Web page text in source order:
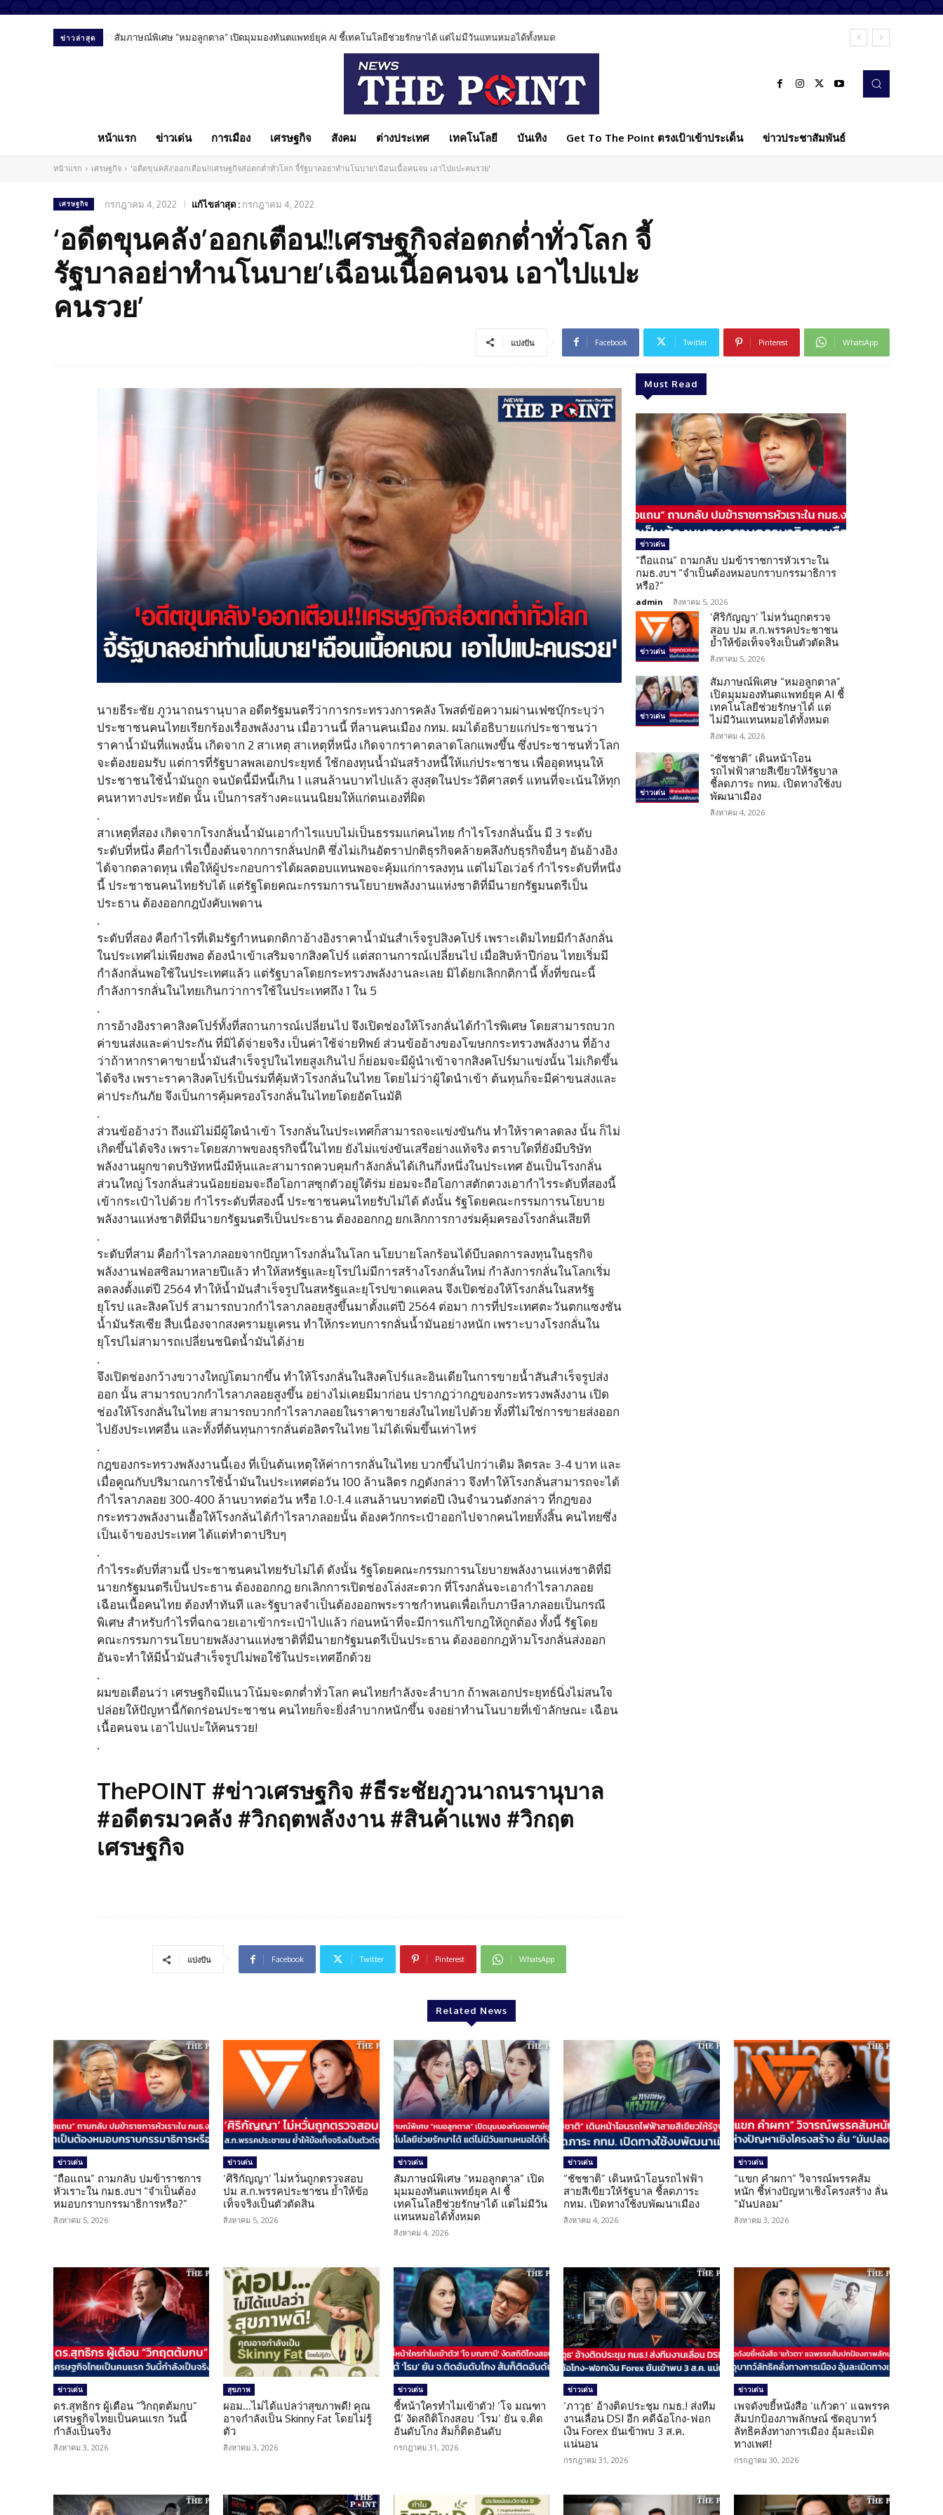
ข่าวล่าสุด สัมภาษณ์พิเศษ “หมอลูกตาล” เปิดมุมมองทันตแพทย์ยุค AI ชี้เทคโนโลยีช่วยรักษาได้ แต่ไม่มีวันแทนหมอได้ทั้งหมด
หน้าแรก ข่าวเด่น การเมือง เศรษฐกิจ สังคม ต่างประเทศ เทคโนโลยี บันเทิง Get To The Point ตรงเป้าเข้าประเด็น ข่าวประชาสัมพันธ์
หน้าแรก เศรษฐกิจ 'อดีตขุนคลัง'ออกเตือน!!เศรษฐกิจส่อตกต่ำทั่วโลก จี้รัฐบาลอย่าทำนโนบาย'เฉือนเนื้อคนจน เอาไปแปะคนรวย'
เศรษฐกิจ กรกฎาคม 4, 2022 แก้ไขล่าสุด : กรกฎาคม 4, 2022
‘อดีตขุนคลัง’ออกเตือน!!เศรษฐกิจส่อตกต่ำทั่วโลก จี้
รัฐบาลอย่าทำนโนบาย’เฉือนเนื้อคนจน เอาไปแปะ
คนรวย’
แบ่งปัน Facebook Twitter Pinterest WhatsApp
นายธีระชัย ภูวนาถนรานุบาล อดีตรัฐมนตรีว่าการกระทรวงการคลัง โพสต์ข้อความผ่านเฟซบุ๊กระบุว่า
ประชาชนคนไทยเรียกร้องเรื่องพลังงาน เมื่อวานนี้ ที่ลานคนเมือง กทม. ผมได้อธิบายแก่ประชาชนว่า
ราคาน้ำมันที่แพงนั้น เกิดจาก 2 สาเหตุ สาเหตุที่หนึ่ง เกิดจากราคาตลาดโลกแพงขึ้น ซึ่งประชาชนทั่วโลก
จะต้องยอมรับ แต่การที่รัฐบาลพลเอกประยุทธ์ ใช้กองทุนน้ำมันสร้างหนี้ให้แก่ประชาชน เพื่ออุดหนุนให้
ประชาชนใช้น้ำมันถูก จนบัดนี้มีหนี้เกิน 1 แสนล้านบาทไปแล้ว สูงสุดในประวัติศาสตร์ แทนที่จะเน้นให้ทุก
คนหาทางประหยัด นั้น เป็นการสร้างคะแนนนิยมให้แก่ตนเองที่ผิด
.
สาเหตุที่สอง เกิดจากโรงกลั่นน้ำมันเอากำไรแบบไม่เป็นธรรมแก่คนไทย กำไรโรงกลั่นนั้น มี 3 ระดับ
ระดับที่หนึ่ง คือกำไรเบื้องต้นจากการกลั่นปกติ ซึ่งไม่เกินอัตราปกติธุรกิจคล้ายคลึงกับธุรกิจอื่นๆ อันอ้างอิง
ได้จากตลาดทุน เพื่อให้ผู้ประกอบการได้ผลตอบแทนพอจะคุ้มแก่การลงทุน แต่ไม่โอเว่อร์ กำไรระดับที่หนึ่ง
นี้ ประชาชนคนไทยรับได้ แต่รัฐโดยคณะกรรมการนโยบายพลังงานแห่งชาติที่มีนายกรัฐมนตรีเป็น
ประธาน ต้องออกกฎบังคับเพดาน
.
ระดับที่สอง คือกำไรที่เดิมรัฐกำหนดกติกาอ้างอิงราคาน้ำมันสำเร็จรูปสิงคโปร์ เพราะเดิมไทยมีกำลังกลั่น
ในประเทศไม่เพียงพอ ต้องนำเข้าเสริมจากสิงคโปร์ แต่สถานการณ์เปลี่ยนไป เมื่อสิบห้าปีก่อน ไทยเริ่มมี
กำลังกลั่นพอใช้ในประเทศแล้ว แต่รัฐบาลโดยกระทรวงพลังงานละเลย มิได้ยกเลิกกติกานี้ ทั้งที่ขณะนี้
กำลังการกลั่นในไทยเกินกว่าการใช้ในประเทศถึง 1 ใน 5
.
การอ้างอิงราคาสิงคโปร์ทั้งที่สถานการณ์เปลี่ยนไป จึงเปิดช่องให้โรงกลั่นได้กำไรพิเศษ โดยสามารถบวก
ค่าขนส่งและค่าประกัน ที่มิได้จ่ายจริง เป็นค่าใช้จ่ายทิพย์ ส่วนข้ออ้างของโฆษกกระทรวงพลังงาน ที่อ้าง
ว่าถ้าหากราคาขายน้ำมันสำเร็จรูปในไทยสูงเกินไป ก็ย่อมจะมีผู้นำเข้าจากสิงคโปร์มาแข่งนั้น ไม่เกิดขึ้น
ได้จริง เพราะราคาสิงคโปร์เป็นร่มที่คุ้มหัวโรงกลั่นในไทย โดยไม่ว่าผู้ใดนำเข้า ต้นทุนก็จะมีค่าขนส่งและ
ค่าประกันภัย จึงเป็นการคุ้มครองโรงกลั่นในไทยโดยอัตโนมัติ
.
ส่วนข้ออ้างว่า ถึงแม้ไม่มีผู้ใดนำเข้า โรงกลั่นในประเทศก็สามารถจะแข่งขันกัน ทำให้ราคาลดลง นั้น ก็ไม่
เกิดขึ้นได้จริง เพราะโดยสภาพของธุรกิจนี้ในไทย ยังไม่แข่งขันเสรีอย่างแท้จริง ตราบใดที่ยังมีบริษัท
พลังงานผูกขาดบริษัทหนึ่งมีหุ้นและสามารถควบคุมกำลังกลั่นได้เกินกึ่งหนึ่งในประเทศ อันเป็นโรงกลั่น
ส่วนใหญ่ โรงกลั่นส่วนน้อยย่อมจะถือโอกาสซุกตัวอยู่ใต้ร่ม ย่อมจะถือโอกาสตักตวงเอากำไรระดับที่สองนี้
เข้ากระเป๋าไปด้วย กำไรระดับที่สองนี้ ประชาชนคนไทยรับไม่ได้ ดังนั้น รัฐโดยคณะกรรมการนโยบาย
พลังงานแห่งชาติที่มีนายกรัฐมนตรีเป็นประธาน ต้องออกกฎ ยกเลิกการกางร่มคุ้มครองโรงกลั่นเสียที
.
ระดับที่สาม คือกำไรลาภลอยจากปัญหาโรงกลั่นในโลก นโยบายโลกร้อนได้บีบลดการลงทุนในธุรกิจ
พลังงานฟอสซิลมาหลายปีแล้ว ทำให้สหรัฐและยุโรปไม่มีการสร้างโรงกลั่นใหม่ กำลังการกลั่นในโลกเริ่ม
ลดลงตั้งแต่ปี 2564 ทำให้น้ำมันสำเร็จรูปในสหรัฐและยุโรปขาดแคลน จึงเปิดช่องให้โรงกลั่นในสหรัฐ
ยุโรป และสิงคโปร์ สามารถบวกกำไรลาภลอยสูงขึ้นมาตั้งแต่ปี 2564 ต่อมา การที่ประเทศตะวันตกแซงชัน
น้ำมันรัสเซีย สืบเนื่องจากสงครามยูเครน ทำให้กระทบการกลั่นน้ำมันอย่างหนัก เพราะบางโรงกลั่นใน
ยุโรปไม่สามารถเปลี่ยนชนิดน้ำมันได้ง่าย
.
จึงเปิดช่องกว้างขวางใหญ่โตมากขึ้น ทำให้โรงกลั่นในสิงคโปร์และอินเดียในการขายน้ำสันสำเร็จรูปส่ง
ออก นั้น สามารถบวกกำไรลาภลอยสูงขึ้น อย่างไม่เคยมีมาก่อน ปรากฏว่ากฎของกระทรวงพลังงาน เปิด
ช่องให้โรงกลั่นในไทย สามารถบวกกำไรลาภลอยในราคาขายส่งในไทยไปด้วย ทั้งที่ไม่ใช่การขายส่งออก
ไปยังประเทศอื่น และทั้งที่ต้นทุนการกลั่นต่อลิตรในไทย ไม่ได้เพิ่มขึ้นเท่าไหร่
.
กฎของกระทรวงพลังงานนี้เอง ที่เป็นต้นเหตุให้ค่าการกลั่นในไทย บวกขึ้นไปกว่าเดิม ลิตรละ 3-4 บาท และ
เมื่อคูณกับปริมาณการใช้น้ำมันในประเทศต่อวัน 100 ล้านลิตร กฎดังกล่าว จึงทำให้โรงกลั่นสามารถจะได้
กำไรลาภลอย 300-400 ล้านบาทต่อวัน หรือ 1.0-1.4 แสนล้านบาทต่อปี เงินจำนวนดังกล่าว ที่กฎของ
กระทรวงพลังงานเอื้อให้โรงกลั่นได้กำไรลาภลอยนั้น ต้องควักกระเป๋าออกไปจากคนไทยทั้งสิ้น คนไทยซึ่ง
เป็นเจ้าของประเทศ ได้แต่ทำตาปริบๆ
.
กำไรระดับที่สามนี้ ประชาชนคนไทยรับไม่ได้ ดังนั้น รัฐโดยคณะกรรมการนโยบายพลังงานแห่งชาติที่มี
นายกรัฐมนตรีเป็นประธาน ต้องออกกฎ ยกเลิกการเปิดช่องโล่งสะดวก ที่โรงกลั่นจะเอากำไรลาภลอย
เฉือนเนื้อคนไทย ต้องทำทันที และรัฐบาลจำเป็นต้องออกพระราชกำหนดเพื่อเก็บภาษีลาภลอยเป็นกรณี
พิเศษ สำหรับกำไรที่ฉกฉวยเอาเข้ากระเป๋าไปแล้ว ก่อนหน้าที่จะมีการแก้ไขกฎให้ถูกต้อง ทั้งนี้ รัฐโดย
คณะกรรมการนโยบายพลังงานแห่งชาติที่มีนายกรัฐมนตรีเป็นประธาน ต้องออกกฎห้ามโรงกลั่นส่งออก
อันจะทำให้มีน้ำมันสำเร็จรูปไม่พอใช้ในประเทศอีกด้วย
.
ผมขอเตือนว่า เศรษฐกิจมีแนวโน้มจะตกต่ำทั่วโลก คนไทยกำลังจะลำบาก ถ้าพลเอกประยุทธ์นิ่งไม่สนใจ
ปล่อยให้ปัญหานี้กัดกร่อนประชาชน คนไทยก็จะยิ่งลำบากหนักขึ้น จงอย่าทำนโนบายที่เข้าลักษณะ เฉือน
เนื้อคนจน เอาไปแปะให้คนรวย!
.
ThePOINT #ข่าวเศรษฐกิจ #ธีระชัยภูวนาถนรานุบาล
#อดีตรมวคลัง #วิกฤตพลังงาน #สินค้าแพง #วิกฤต
เศรษฐกิจ
แบ่งปัน Facebook Twitter Pinterest WhatsApp
Must Read
ข่าวเด่น
“ถือแถน” ถามกลับ ปมข้าราชการหัวเราะใน
กมธ.งบฯ “จำเป็นต้องหมอบกราบกรรมาธิการ
หรือ?”
admin - สิงหาคม 5, 2026
ข่าวเด่น
‘ศิริกัญญา’ ไม่หวั่นถูกตรวจ
สอบ ปม ส.ก.พรรคประชาชน
ย้ำให้ข้อเท็จจริงเป็นตัวตัดสิน
สิงหาคม 5, 2026
ข่าวเด่น
สัมภาษณ์พิเศษ “หมอลูกตาล”
เปิดมุมมองทันตแพทย์ยุค AI ชี้
เทคโนโลยีช่วยรักษาได้ แต่
ไม่มีวันแทนหมอได้ทั้งหมด
สิงหาคม 4, 2026
ข่าวเด่น
“ชัชชาติ” เดินหน้าโอน
รถไฟฟ้าสายสีเขียวให้รัฐบาล
ชี้ลดภาระ กทม. เปิดทางใช้งบ
พัฒนาเมือง
สิงหาคม 4, 2026
Related News
ข่าวเด่น
“ถือแถน” ถามกลับ ปมข้าราชการ
หัวเราะใน กมธ.งบฯ “จำเป็นต้อง
หมอบกราบกรรมาธิการหรือ?”
สิงหาคม 5, 2026
ข่าวเด่น
‘ศิริกัญญา’ ไม่หวั่นถูกตรวจสอบ
ปม ส.ก.พรรคประชาชน ย้ำให้ข้อ
เท็จจริงเป็นตัวตัดสิน
สิงหาคม 5, 2026
ข่าวเด่น
สัมภาษณ์พิเศษ “หมอลูกตาล” เปิด
มุมมองทันตแพทย์ยุค AI ชี้
เทคโนโลยีช่วยรักษาได้ แต่ไม่มีวัน
แทนหมอได้ทั้งหมด
สิงหาคม 4, 2026
ข่าวเด่น
“ชัชชาติ” เดินหน้าโอนรถไฟฟ้า
สายสีเขียวให้รัฐบาล ชี้ลดภาระ
กทม. เปิดทางใช้งบพัฒนาเมือง
สิงหาคม 4, 2026
ข่าวเด่น
“แขก คำผกา” วิจารณ์พรรคส้ม
หนัก ชี้ห่างปัญหาเชิงโครงสร้าง ลั่น
“มันปลอม”
สิงหาคม 3, 2026
ข่าวเด่น
ดร.สุทธิกร ผู้เตือน “วิกฤตต้มกบ”
เศรษฐกิจไทยเป็นคนแรก วันนี้
กำลังเป็นจริง
สิงหาคม 3, 2026
สุขภาพ
ผอม…ไม่ได้แปลว่าสุขภาพดี! คุณ
อาจกำลังเป็น Skinny Fat โดยไม่รู้
ตัว
สิงหาคม 3, 2026
ข่าวเด่น
ชี้หน้าใครทำไมเข้าตัว! ‘โจ มณฑา
นี’ งัดสถิติโกงสอบ ‘โรม’ ยัน จ.ติด
อันดับโกง ส้มก็ติดอันดับ
กรกฎาคม 31, 2026
ข่าวเด่น
‘ภาวุธ’ อ้างติดประชุม กมธ.! ส่งทีม
งานเลื่อน DSI อีก คดีฉ้อโกง-ฟอก
เงิน Forex ยันเข้าพบ 3 ส.ค.
แน่นอน
กรกฎาคม 31, 2026
ข่าวเด่น
เพจดังขยี้หนังสือ ‘แก้วตา’ แฉพรรค
ส้มปกป้องภาพลักษณ์ ซัดอุบาทว์
ลัทธิคลั่งทางการเมือง อุ้มละเมิด
ทางเพศ!
กรกฎาคม 30, 2026